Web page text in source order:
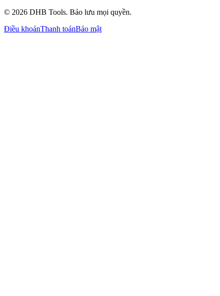
© 2026 DHB Tools. Bảo lưu mọi quyền.
Điều khoảnThanh toánBảo mật